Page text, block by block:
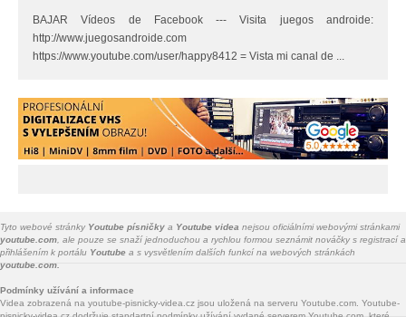
BAJAR Vídeos de Facebook --- Visita juegos androide:
http://www.juegosandroide.com
https://www.youtube.com/user/happy8412 = Vista mi canal de ...
Tyto webové stránky Youtube písničky a Youtube videa nejsou oficiálními webovými stránkami
youtube.com , ale pouze se snaží jednoduchou a rychlou formou seznámit nováčky s registrací a
přihlášením k portálu Youtube a s vysvětlením dalších funkcí na webových stránkách
youtube.com.
Podmínky užívání a informace
Videa zobrazená na youtube-pisnicky-videa.cz jsou uložená na serveru Youtube.com. Youtube-